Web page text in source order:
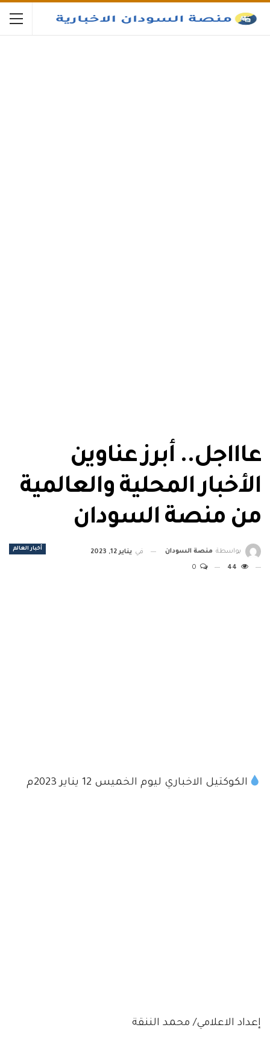
عاااجل.. أبرز عناوين
الأخبار المحلية والعالمية
من منصة السودان
أخبار العالم بواسطة منصة السودان في يناير 12, 2023
44
الكوكتيل الاخباري ليوم الخميس 12 يناير 2023م
إعداد الاعلامي/ محمد الننقة